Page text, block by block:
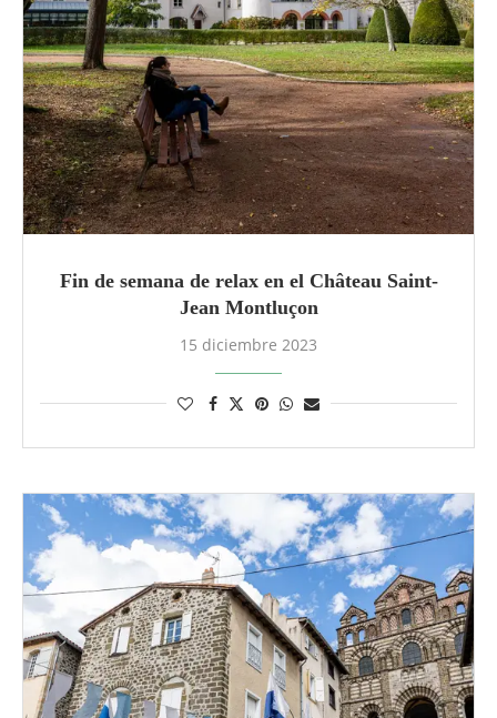
Fin de semana de relax en el Château Saint-
Jean Montluçon
15 diciembre 2023